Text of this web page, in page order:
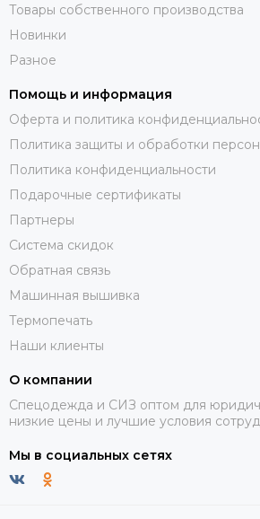
Товары собственного производства
Новинки
Разное
Помощь и информация
Оферта и политика
Политика защиты и обработки
Политика конфиденциальности
Подарочные сертификаты
Партнеры
Система скидок
Обратная связь
Машинная вышивка
Термопечать
Наши клиенты
О компании
Спецодежда и СИЗ оптом для
низкие цены и лучшие условия
Мы в социальных сетях